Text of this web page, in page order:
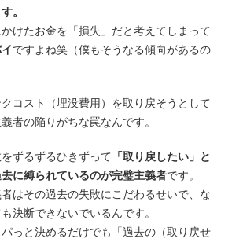
。
けたお金を「損失」だと考えてしまって
ですよね笑（僕もそうなる傾向があるの
コスト（埋没費用）を取り戻そうとして
者の陥りがちな罠なんです。
ずるずるひきずって 「取り戻したい」と
に縛られているのが完璧主義者です。
はその過去の失敗にこだわるせいで、な
決断できないでいるんです。
っと決めるだけでも「過去の（取り戻せ